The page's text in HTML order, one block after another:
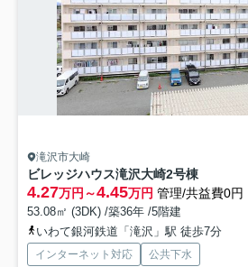
滝沢市大崎
ビレッジハウス滝沢大崎2号棟
4.27万円～4.45万円 管理/共益費0円
53.08㎡ (3DK) /築36年 /5階建
いわて銀河鉄道「滝沢」駅 徒歩7分
インターネット対応 公共下水